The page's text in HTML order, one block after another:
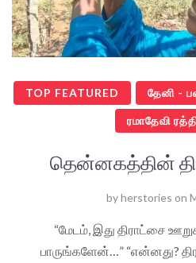
TOP FEATURED தேனி -
ரமாதேவி
தென்னகத்தின்
byherstories on
“மேடம், இது திராட்சை
பாருங்களேன்…” “என்னது?